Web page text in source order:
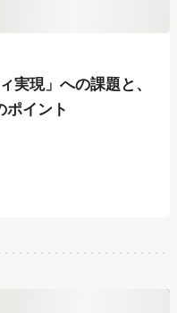
実現」への課題と、
ポイント